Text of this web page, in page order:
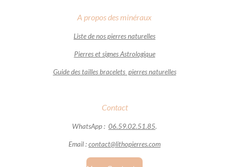
A propos des minéraux
Liste de nos pierres naturelles
Pierres et signes Astrologique
Guide des tailles bracelets pierres naturelles
Contact
WhatsApp : 06.59.02.51.85.
Email :contact@lithopierres.com